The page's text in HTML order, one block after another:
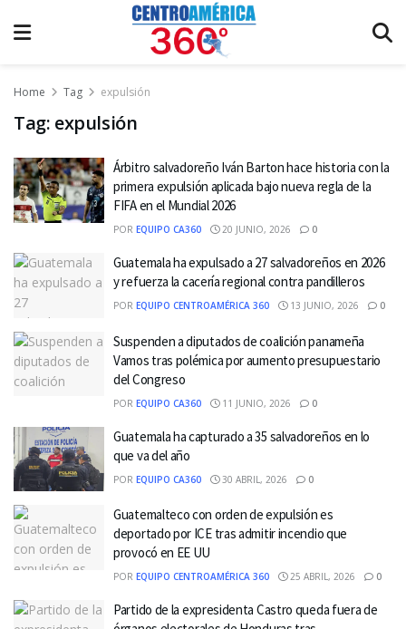
Home Tag expulsión
Tag: expulsión
Árbitro salvadoreño Iván Barton hace historia con la
primera expulsión aplicada bajo nueva regla de la
FIFA en el Mundial 2026
POR EQUIPO CA360 20 JUNIO, 2026 0
Guatemala ha expulsado a 27 salvadoreños en 2026
y refuerza la cacería regional contra pandilleros
POR EQUIPO CENTROAMÉRICA 360 13 JUNIO, 2026 0
Suspenden a diputados de coalición panameña
Vamos tras polémica por aumento presupuestario
del Congreso
POR EQUIPO CA360 11 JUNIO, 2026 0
Guatemala ha capturado a 35 salvadoreños en lo
que va del año
POR EQUIPO CA360 30 ABRIL, 2026 0
Guatemalteco con orden de expulsión es
deportado por ICE tras admitir incendio que
provocó en EE UU
POR EQUIPO CENTROAMÉRICA 360 25 ABRIL, 2026 0
Partido de la expresidenta Castro queda fuera de